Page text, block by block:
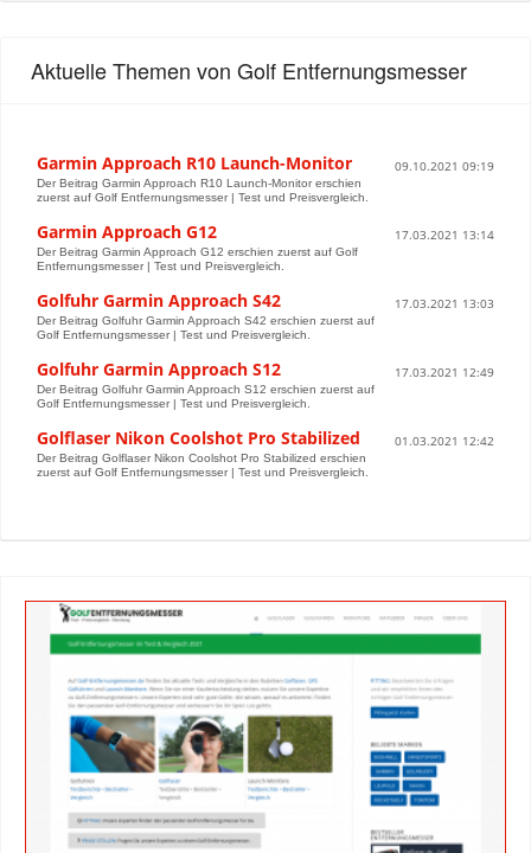
Aktuelle Themen von Golf Entfernungsmesser
Garmin Approach R10 Launch-Monitor 09.10.2021 09:19
Der Beitrag Garmin Approach R10 Launch-Monitor erschien
zuerst auf Golf Entfernungsmesser | Test und Preisvergleich.
Garmin Approach G12 17.03.2021 13:14
Der Beitrag Garmin Approach G12 erschien zuerst auf Golf
Entfernungsmesser | Test und Preisvergleich.
Golfuhr Garmin Approach S42 17.03.2021 13:03
Der Beitrag Golfuhr Garmin Approach S42 erschien zuerst auf
Golf Entfernungsmesser | Test und Preisvergleich.
Golfuhr Garmin Approach S12 17.03.2021 12:49
Der Beitrag Golfuhr Garmin Approach S12 erschien zuerst auf
Golf Entfernungsmesser | Test und Preisvergleich.
Golflaser Nikon Coolshot Pro Stabilized 01.03.2021 12:42
Der Beitrag Golflaser Nikon Coolshot Pro Stabilized erschien
zuerst auf Golf Entfernungsmesser | Test und Preisvergleich.